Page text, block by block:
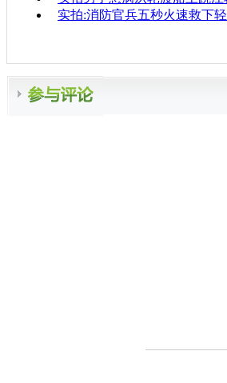
实拍:消防官兵五秒火速救下